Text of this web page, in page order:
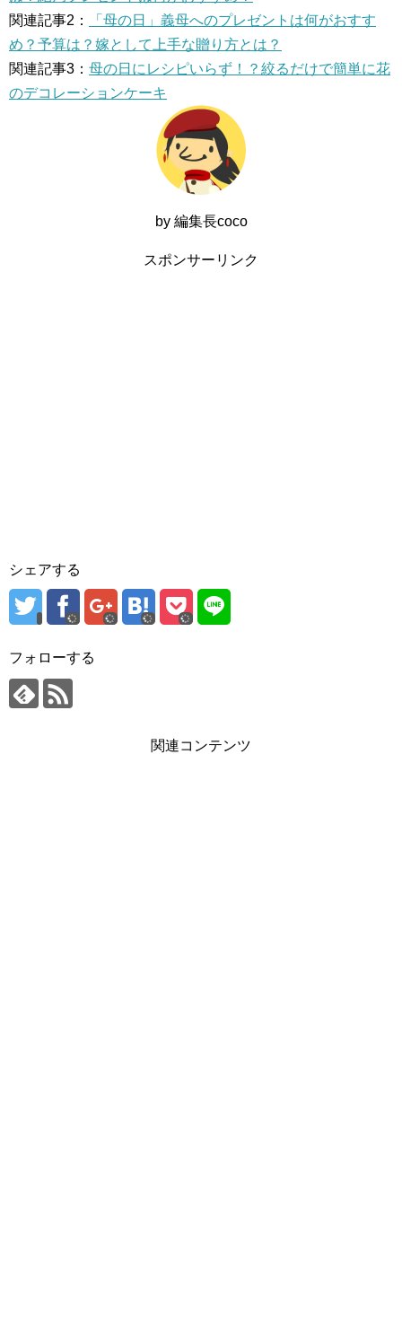
関連記事2：
「母の日」義母へのプレゼントは何がおすす
め？予算は？嫁として上手な贈り方とは？
関連記事3： 母の日にレシピいらず！？絞るだけで簡単に花
のデコレーションケーキ
by 編集長coco
スポンサーリンク
シェアする
フォローする
関連コンテンツ